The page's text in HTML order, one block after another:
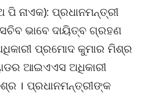
ନାଏକ): ପ୍ରଧାନମନ୍ତ୍ରୀ
ଭାବେ ଦାୟିତ୍ବ ଗ୍ରହଣ
ପ୍ରମୋଦ କୁମାର ମିଶ୍ର
ଆଇଏଏସ ଅଧିକାରୀ
। ପ୍ରଧାନମନ୍ତ୍ରୀଙ୍କ